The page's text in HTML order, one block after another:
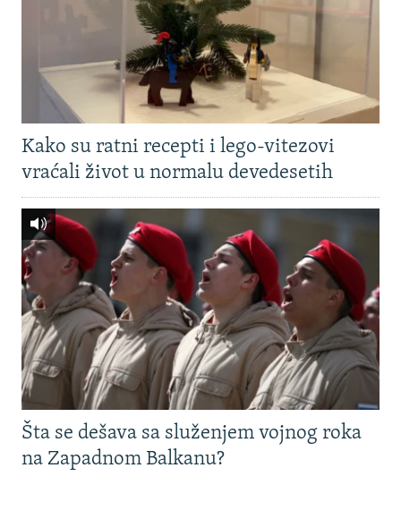
Kako su ratni recepti i lego-vitezovi
vraćali život u normalu devedesetih
Šta se dešava sa služenjem vojnog roka
na Zapadnom Balkanu?